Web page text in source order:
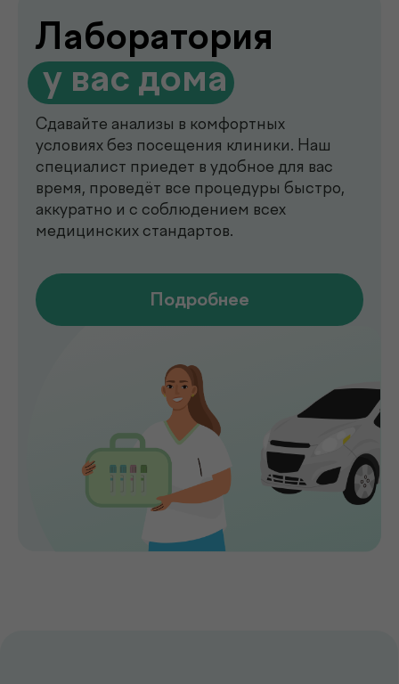
de factum —
многопрофильная клиника
в Ташкенте
Современный медицинский центр для
комплексной диагностики, профилактики
и лечения. В клинике de factum ведут
прием опытные врачи различных
специальностей, доступны лабораторные
анализы, УЗИ, рентген, функциональная
диагностика, чек-ап программы и
обследования на современном
Мы помогаем выявлять заболевания на
ранних стадиях, подбирать эффективное
лечение и сохранять здоровье на долгие
индивидуальный подход и высокий
уровень медицинского сервиса делают
de factum надежным выбором для всей
Сервис без компромиссов
внимание к каждому пациенту на всех